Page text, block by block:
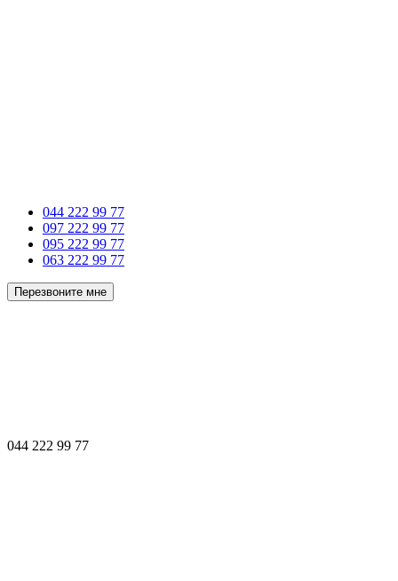
044 222 99 77
097 222 99 77
095 222 99 77
063 222 99 77
Перезвоните мне
044 222 99 77